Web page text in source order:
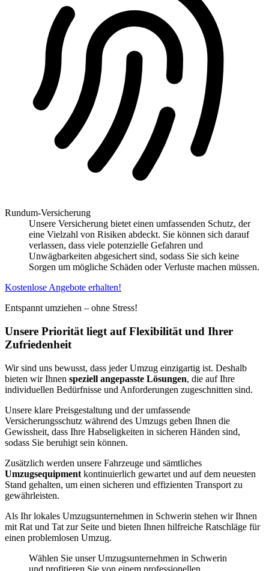
Rundum-Versicherung
Unsere Versicherung bietet einen umfassenden Schutz, der
eine Vielzahl von Risiken abdeckt. Sie können sich darauf
verlassen, dass viele potenzielle Gefahren und
Unwägbarkeiten abgesichert sind, sodass Sie sich keine
Sorgen um mögliche Schäden oder Verluste machen müssen.
Kostenlose Angebote erhalten!
Entspannt umziehen – ohne Stress!
Unsere Priorität liegt auf Flexibilität und Ihrer
Zufriedenheit
Wir sind uns bewusst, dass jeder Umzug einzigartig ist. Deshalb
bieten wir Ihnen speziell angepasste Lösungen, die auf Ihre
individuellen Bedürfnisse und Anforderungen zugeschnitten sind.
Unsere klare Preisgestaltung und der umfassende
Versicherungsschutz während des Umzugs geben Ihnen die
Gewissheit, dass Ihre Habseligkeiten in sicheren Händen sind,
sodass Sie beruhigt sein können.
Zusätzlich werden unsere Fahrzeuge und sämtliches
Umzugsequipment kontinuierlich gewartet und auf dem neuesten
Stand gehalten, um einen sicheren und effizienten Transport zu
gewährleisten.
Als Ihr lokales Umzugsunternehmen in Schwerin stehen wir Ihnen
mit Rat und Tat zur Seite und bieten Ihnen hilfreiche Ratschläge für
einen problemlosen Umzug.
Wählen Sie unser Umzugsunternehmen in Schwerin
und profitieren Sie von einem professionellen